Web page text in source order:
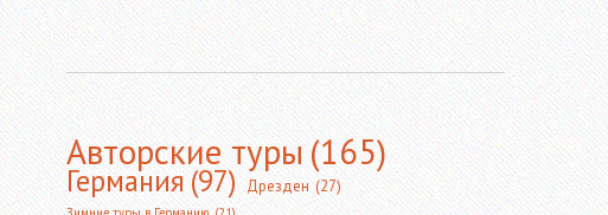
Авторские туры(165)
Германия(97) Дрезден (27)